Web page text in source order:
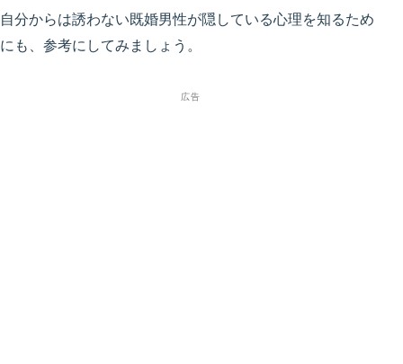
自分からは誘わない既婚男性が隠している心理を知るため
にも、参考にしてみましょう。
広告